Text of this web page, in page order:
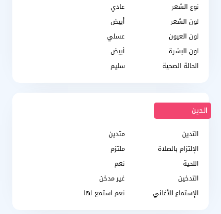
نوع الشعر
عادي
لون الشعر
أبيض
لون العيون
عسلي
لون البشرة
أبيض
الحالة الصحية
سليم
الدين
التدين
متدين
الإلتزام بالصلاة
ملتزم
اللحية
نعم
التدخين
غير مدخن
الإستماع للأغاني
نعم استمع لها